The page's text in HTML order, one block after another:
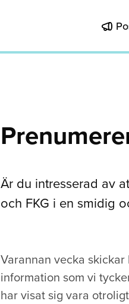
Är du intresserad av
och FKG i en smidig
Varannan vecka
information som vi
har visat sig vara